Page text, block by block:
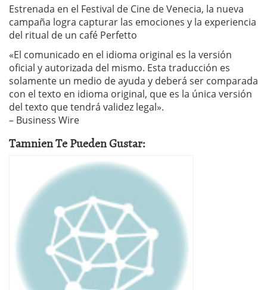
Estrenada en el Festival de Cine de Venecia, la nueva
campaña logra capturar las emociones y la experiencia
del ritual de un café Perfetto
«El comunicado en el idioma original es la versión
oficial y autorizada del mismo. Esta traducción es
solamente un medio de ayuda y deberá ser comparada
con el texto en idioma original, que es la única versión
del texto que tendrá validez legal».
– Business Wire
Tamnien Te Pueden Gustar: